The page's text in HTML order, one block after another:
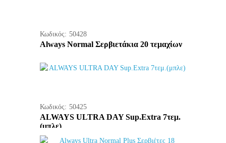
Κωδικός: 50428
Always Normal Σερβιετάκια 20 τεμαχίων
Κωδικός: 50425
ALWAYS ULTRA DAY Sup.Extra 7τεμ.
(μπλε)